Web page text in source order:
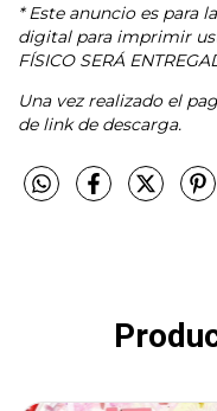
* Este anuncio es para
digital para imprimir
FÍSICO SERÁ
Una vez realizado el
de link de descarga.